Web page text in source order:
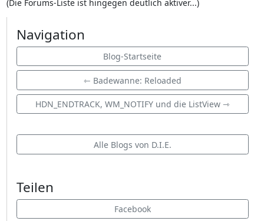
(Die Forums-Liste ist hingegen deutlich aktiver...)
Navigation
Blog-Startseite
⇽ Badewanne: Reloaded
HDN_ENDTRACK, WM_NOTIFY und die ListView ⇾
Alle Blogs von D.I.E.
Teilen
Facebook